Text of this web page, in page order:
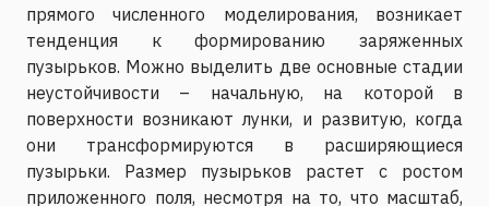
прямого численного моделирования, возникает
тенденция к формированию заряженных
пузырьков. Можно выделить две основные стадии
неустойчивости – начальную, на которой в
поверхности возникают лунки, и развитую, когда
они трансформируются в расширяющиеся
пузырьки. Размер пузырьков растет с ростом
приложенного поля, несмотря на то, что масштаб,